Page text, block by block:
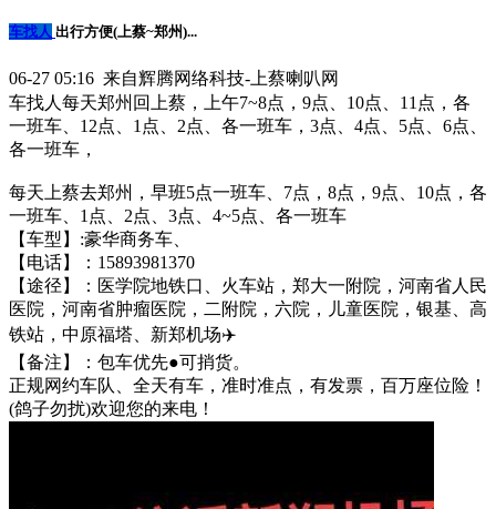
车找人 出行方便(上蔡~郑州)...
06-27 05:16 来自辉腾网络科技-上蔡喇叭网
车找人每天郑州回上蔡，上午7~8点，9点、10点、11点，各
一班车、12点、1点、2点、各一班车，3点、4点、5点、6点、
各一班车，
每天上蔡去郑州，早班5点一班车、7点，8点，9点、10点，各
一班车、1点、2点、3点、4~5点、各一班车
【车型】:豪华商务车、
【电话】：15893981370
【途径】：医学院‬地铁口、火车站，郑大一附院，河南省人民
医院，河南省肿瘤医院，二附院，六院，儿童医院，银基、高
铁站，中原福塔、新郑机场✈️
【备注】：包车优先●可捎‬货。
正规网约车队、全天有车，准时准点，有发票，百‬万座位险！
(鸽子勿扰)欢迎您的来电！